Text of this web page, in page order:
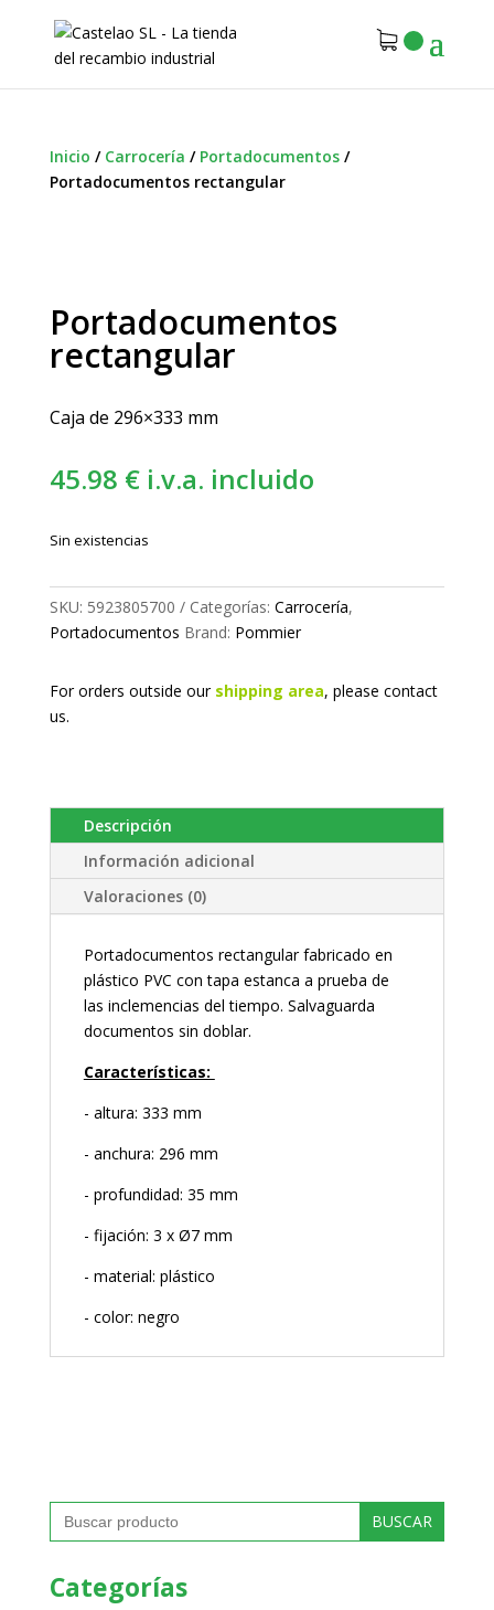
Inicio / Carrocería / Portadocumentos/
Portadocumentos rectangular
Portadocumentos
rectangular
Caja de 296×333 mm
45.98 € i.v.a. incluido
Sin existencias
SKU: 5923805700 Categorías: Carrocería,
Portadocumentos Brand: Pommier
For orders outside our shipping area, please contact
us.
Descripción
Información adicional
Valoraciones (0)
Portadocumentos rectangular fabricado en
plástico PVC con tapa estanca a prueba de
las inclemencias del tiempo. Salvaguarda
documentos sin doblar.
Características:
- altura: 333 mm
- anchura: 296 mm
- profundidad: 35 mm
- fijación: 3 x Ø7 mm
- material: plástico
- color: negro
Buscar:
Categorías